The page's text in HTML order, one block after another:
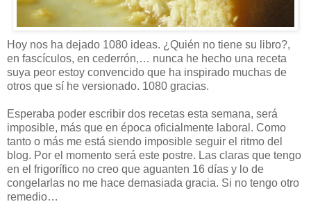
Hoy nos ha dejado 1080 ideas. ¿Quién no tiene su libro?,
en fascículos, en cederrón,… nunca he hecho una receta
suya peor estoy convencido que ha inspirado muchas de
otros que sí he versionado. 1080 gracias.
Esperaba poder escribir dos recetas esta semana, será
imposible, más que en época oficialmente laboral. Como
tanto o más me está siendo imposible seguir el ritmo del
blog. Por el momento será este postre. Las claras que tengo
en el frigorífico no creo que aguanten 16 días y lo de
congelarlas no me hace demasiada gracia. Si no tengo otro
remedio…